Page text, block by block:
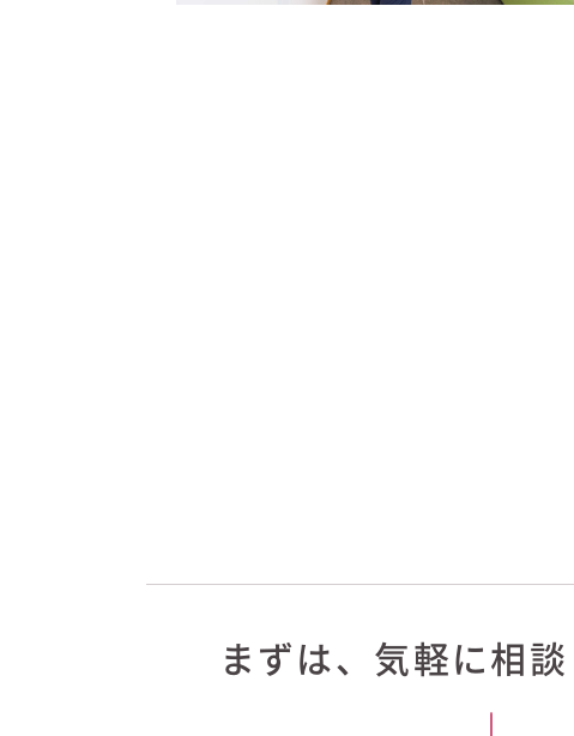
まずは、気軽に相談